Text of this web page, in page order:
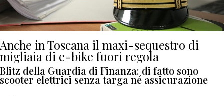
Anche in Toscana il maxi-sequestro di
migliaia di e-bike fuori regola
Blitz della Guardia di Finanza: di fatto sono
scooter elettrici senza targa né assicurazione